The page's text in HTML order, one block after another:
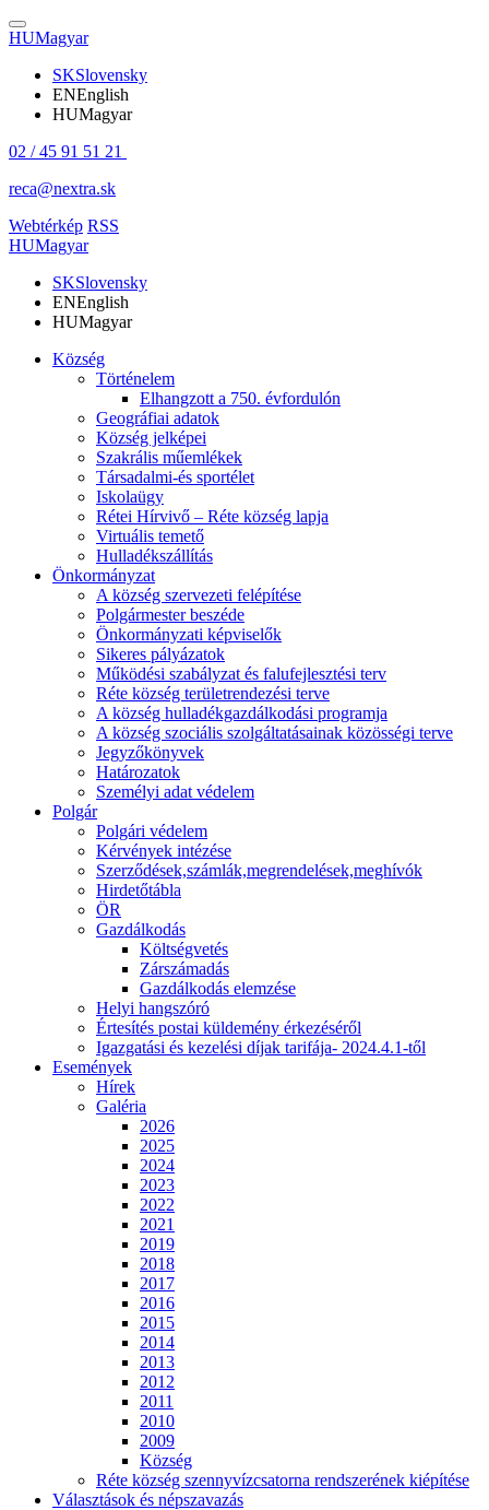
HUMagyar
SKSlovensky
ENEnglish
HUMagyar
02 / 45 91 51 21
reca@nextra.sk
Webtérkép RSS
HUMagyar
SKSlovensky
ENEnglish
HUMagyar
Község
Történelem
Elhangzott a 750. évfordulón
Geográfiai adatok
Község jelképei
Szakrális műemlékek
Társadalmi-és sportélet
Iskolaügy
Rétei Hírvivő – Réte község lapja
Virtuális temető
Hulladékszállítás
Önkormányzat
A község szervezeti felépítése
Polgármester beszéde
Önkormányzati képviselők
Sikeres pályázatok
Működési szabályzat és falufejlesztési terv
Réte község területrendezési terve
A község hulladékgazdálkodási programja
A község szociális szolgáltatásainak közösségi terve
Jegyzőkönyvek
Határozatok
Személyi adat védelem
Polgár
Polgári védelem
Kérvények intézése
Szerződések,számlák,megrendelések,meghívók
Hirdetőtábla
ÖR
Gazdálkodás
Költségvetés
Zárszámadás
Gazdálkodás elemzése
Helyi hangszóró
Értesítés postai küldemény érkezéséről
Igazgatási és kezelési díjak tarifája- 2024.4.1-től
Események
Hírek
Galéria
2026
2025
2024
2023
2022
2021
2019
2018
2017
2016
2015
2014
2013
2012
2011
2010
2009
Község
Réte község szennyvízcsatorna rendszerének kiépítése
Választások és népszavazás